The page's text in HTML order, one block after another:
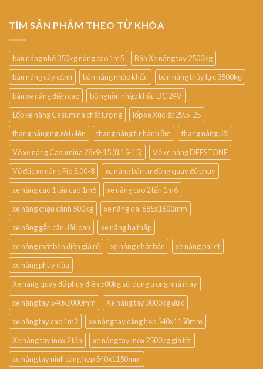
TÌM SẢN PHẨM THEO TỪ KHÓA
bàn nâng nhỏ 350kg nâng cao 1m5
Bán Xe nâng tay 2500kg
bàn nâng cây cảnh
bàn nâng nhập khẩu
bàn nâng thủy lực 3500kg
bán xe nâng điện cao
bộ nguồn nhập khẩu DC 24V
Lốp xe nâng Casumina chất lượng
lốp xe Xúc lật 29.5-25
thang nâng người điện
thang nâng tự hành 8m
thang nâng đôi
Vỏ xe nâng Casumina 28x9-15 (8.15-15)
Vỏ xe nâng DEESTONE
Vỏ đặc xe nâng Pio 5.00-8
xe nâng bán tự động quay đổ phuy
xe nâng cao 1 tấn cao 1m6
xe nâng cao 2 tấn 1m6
xe nâng chậu cảnh 500kg
xe nâng dài 685x1600mm
xe nâng gắn cân đài loan
xe nâng hạ thấp
xe nâng mặt bàn điện giá rẻ
xe nâng nhật bản
xe nâng pallet
xe nâng phuy dầu
Xe nâng quay đổ phuy điện 500kg sử dụng trong nhà máy
xe nâng tay 540x2000mm
Xe nâng tay 3000kg đức
xe nâng tay cao 1m2
xe nâng tay càng hẹp 540x1150mm
Xe nâng tay inox 2 tấn
xe nâng tay inox 2500kg giá tốt
xe nâng tay niuli càng hẹp 540x1150mm